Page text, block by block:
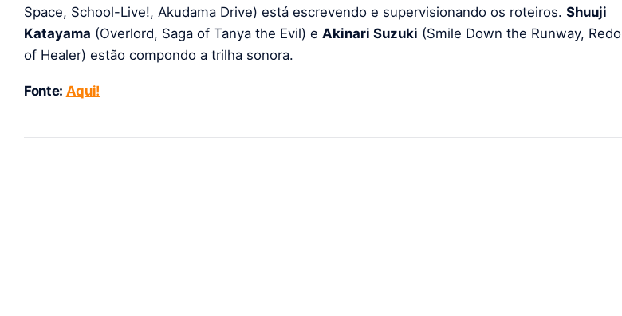
Space, School-Live!, Akudama Drive) está escrevendo e supervisionando os roteiros. Shuuji
Katayama (Overlord, Saga of Tanya the Evil) e Akinari Suzuki (Smile Down the Runway, Redo
of Healer) estão compondo a trilha sonora.
Fonte: Aqui!